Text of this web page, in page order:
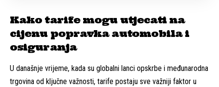
Kako tarife mogu utjecati na
cijenu popravka automobila i
osiguranja
U današnje vrijeme, kada su globalni lanci opskrbe i međunarodna
trgovina od ključne važnosti, tarife postaju sve važniji faktor u